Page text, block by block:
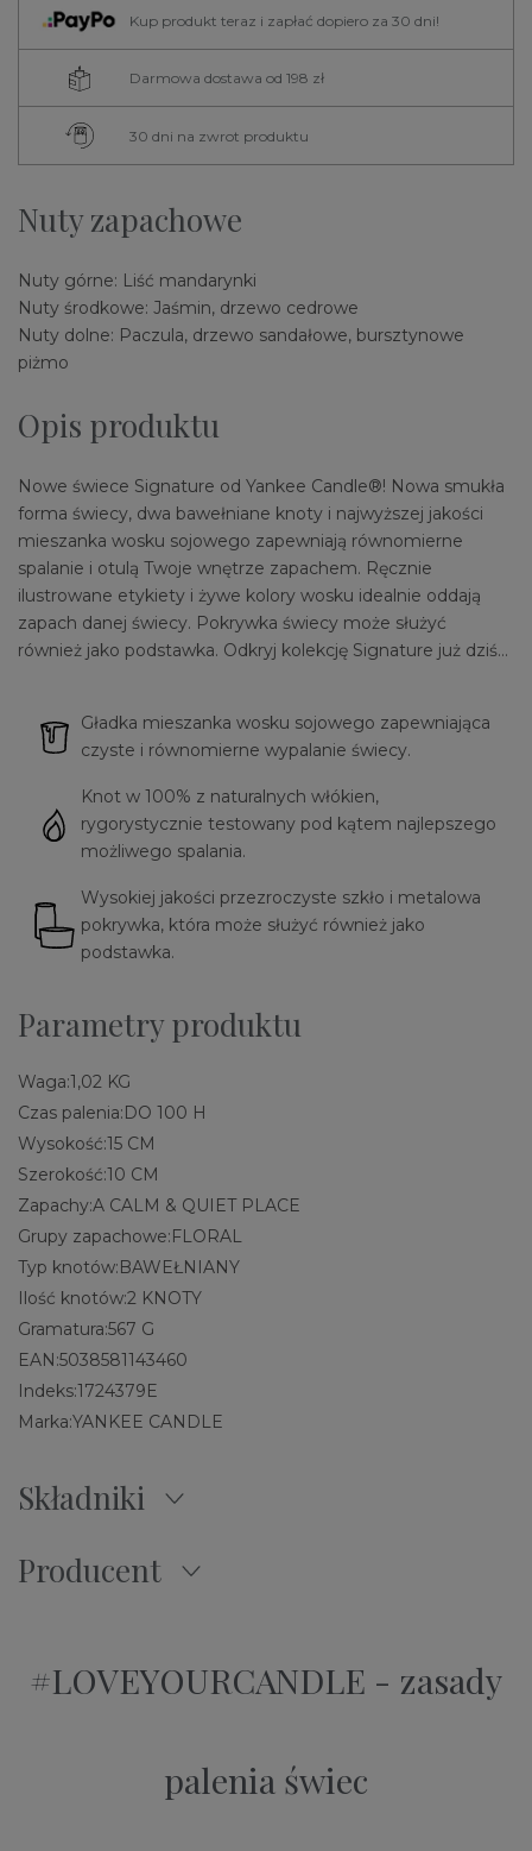
Kup produkt teraz i zapłać dopiero za 30 dni!
Darmowa dostawa od 198 zł
30 dni na zwrot produktu
Nuty zapachowe
Nuty górne: Liść mandarynki
Nuty środkowe: Jaśmin, drzewo cedrowe
Nuty dolne: Paczula, drzewo sandałowe, bursztynowe
piżmo
Opis produktu
Nowe świece Signature od Yankee Candle®! Nowa smukła
forma świecy, dwa bawełniane knoty i najwyższej jakości
mieszanka wosku sojowego zapewniają równomierne
spalanie i otulą Twoje wnętrze zapachem. Ręcznie
ilustrowane etykiety i żywe kolory wosku idealnie oddają
zapach danej świecy. Pokrywka świecy może służyć
również jako podstawka. Odkryj kolekcję Signature już dziś…
Gładka mieszanka wosku sojowego zapewniająca
czyste i równomierne wypalanie świecy.
Knot w 100% z naturalnych włókien,
rygorystycznie testowany pod kątem najlepszego
możliwego spalania.
Wysokiej jakości przezroczyste szkło i metalowa
pokrywka, która może służyć również jako
podstawka.
Parametry produktu
Waga:1,02 KG
Czas palenia:DO 100 H
Wysokość:15 CM
Szerokość:10 CM
Zapachy:A CALM & QUIET PLACE
Grupy zapachowe:FLORAL
Typ knotów:BAWEŁNIANY
Ilość knotów:2 KNOTY
Gramatura:567 G
EAN:5038581143460
Indeks:1724379E
Marka:YANKEE CANDLE
Składniki
Producent
#LOVEYOURCANDLE - zasady
palenia świec